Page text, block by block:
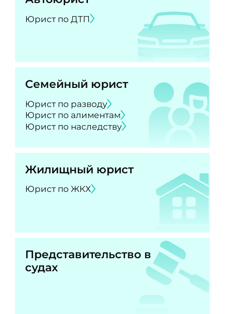
Юрист по ДТП
Семейный юрист
Юрист по разводу
Юрист по алиментам
Юрист по наследству
Жилищный юрист
Юрист по ЖКХ
Представительство в
судах